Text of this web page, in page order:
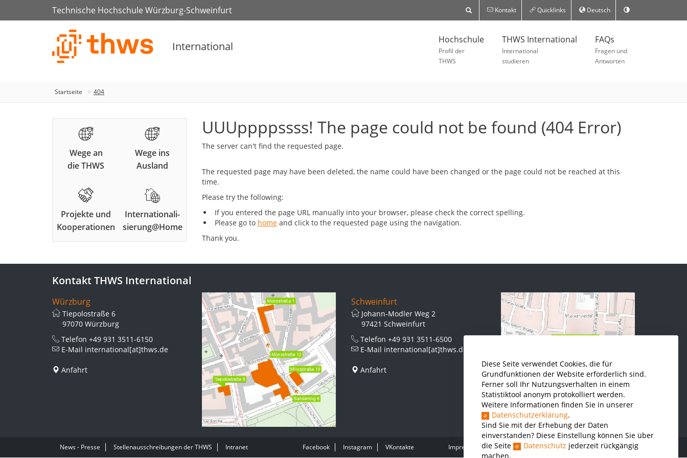
Diese Seite verwendet Cookies, die für
Grundfunktionen der Website erforderlich sind.
Ferner soll Ihr Nutzungsverhalten in einem
Statistiktool anonym protokolliert werden.
Weitere Informationen finden Sie in unserer
Datenschutzerklärung.
Sind Sie mit der Erhebung der Daten
einverstanden? Diese Einstellung können Sie über
die Seite
Datenschutz jederzeit rückgängig
machen.
Technische Hochschule Würzburg-Schweinfurt Kontakt Quicklinks Deutsch
International
Hochschule
Profil der
THWS
THWS International
International
studieren
FAQs
Fragen und
Antworten
Startseite 404
UUUppppssss! The page could not be found (404 Error)
The server can't find the requested page.
The requested page may have been deleted, the name could have been changed or the page could not be reached at this
time.
Please try the following:
If you entered the page URL manually into your browser, please check the correct spelling.
Please go to homeand click to the requested page using the navigation.
Thank you.
Wege an
die THWS
Wege ins
Ausland
Projekte und
Kooperationen
Internationali-
sierung@Home
Kontakt THWS International
Würzburg
Tiepolostraße 6
97070 Würzburg
Telefon +49 931 3511-6150
E-Mail international[at]thws.de
Anfahrt
Schweinfurt
Johann-Modler Weg 2
97421 Schweinfurt
Telefon +49 931 3511-6500
E-Mail international[at]thws.de
Anfahrt
News - Presse Stellenausschreibungen der THWS Intranet Facebook Instagram VKontakte Impressum Barrierefreiheit Datenschutz